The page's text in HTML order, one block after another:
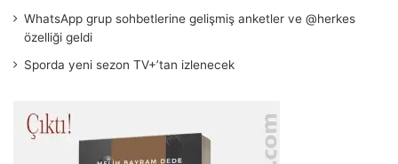
WhatsApp grup sohbetlerine gelişmiş anketler ve @herkes
özelliği geldi
Sporda yeni sezon TV+’tan izlenecek